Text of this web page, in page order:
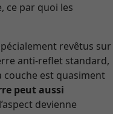
ce par quoi les
revêtus sur
anti-reflet standard,
couche est quasiment
peut aussi
devienne